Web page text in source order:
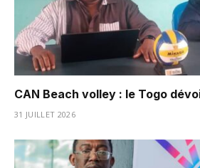
CAN Beach volley : le Togo
31 JUILLET 2026